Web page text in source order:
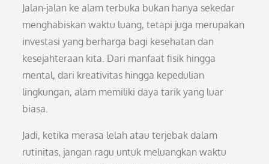
Jalan-jalan ke alam terbuka bukan hanya sekedar
menghabiskan waktu luang, tetapi juga merupakan
investasi yang berharga bagi kesehatan dan
kesejahteraan kita. Dari manfaat fisik hingga
mental, dari kreativitas hingga kepedulian
lingkungan, alam memiliki daya tarik yang luar
biasa.
Jadi, ketika merasa lelah atau terjebak dalam
rutinitas, jangan ragu untuk meluangkan waktu